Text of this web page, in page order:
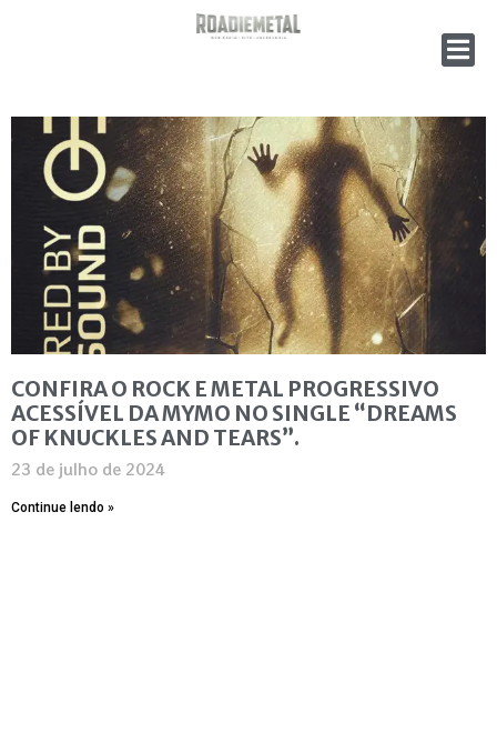
CONFIRA O ROCK E METAL PROGRESSIVO
ACESSÍVEL DA MYMO NO SINGLE “DREAMS
OF KNUCKLES AND TEARS”.
23 de julho de 2024
Continue lendo »